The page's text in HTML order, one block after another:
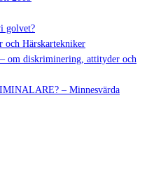
golvet?
och Härskartekniker
om diskriminering, attityder och
– Minnesvärda